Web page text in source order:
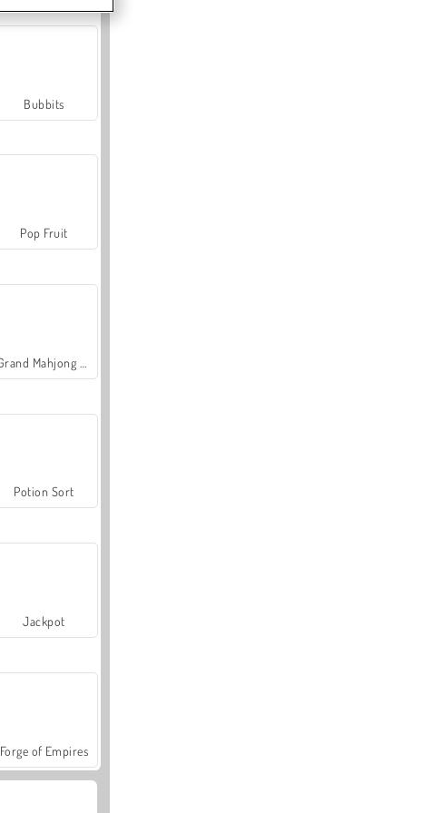
Bubbits
Pop Fruit
Potion Sort
Jackpot
Forge of Empires